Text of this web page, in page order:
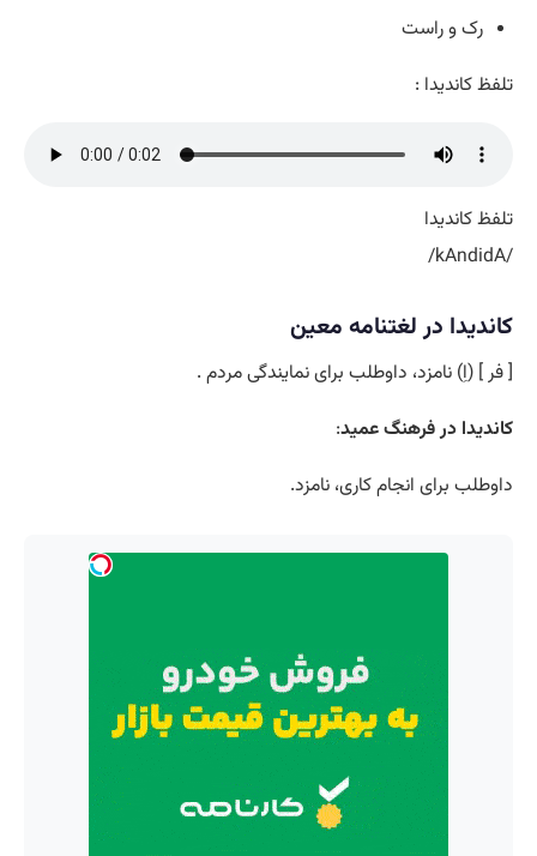
رک و راست
تلفظ کاندیدا :
تلفظ کاندیدا
/kAndidA/
کاندیدا در لغتنامه معین
[ فر ] (اِ) نامزد، داوطلب برای نمایندگی مردم .
کاندیدا در فرهنگ عمید:
داوطلب برای انجام کاری، نامزد.